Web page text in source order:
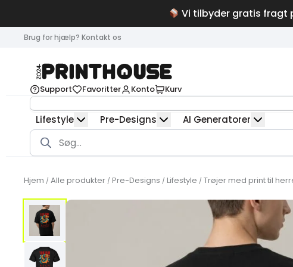
Vi tilbyder gratis fragt
Brug for hjælp? Kontakt os
Support Favoritter Konto Kurv
Lifestyle
Pre-Designs AI Generatorer
Products
search
Hjem / Alle produkter / Pre-Designs / Lifestyle / Trøjer med print til